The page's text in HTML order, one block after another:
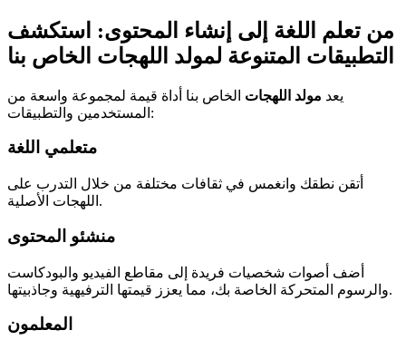
من تعلم اللغة إلى إنشاء المحتوى: استكشف
التطبيقات المتنوعة لمولد اللهجات الخاص بنا
يعد مولد اللهجات الخاص بنا أداة قيمة لمجموعة واسعة من
المستخدمين والتطبيقات:
متعلمي اللغة
أتقن نطقك وانغمس في ثقافات مختلفة من خلال التدرب على
اللهجات الأصلية.
منشئو المحتوى
أضف أصوات شخصيات فريدة إلى مقاطع الفيديو والبودكاست
والرسوم المتحركة الخاصة بك، مما يعزز قيمتها الترفيهية وجاذبيتها.
المعلمون